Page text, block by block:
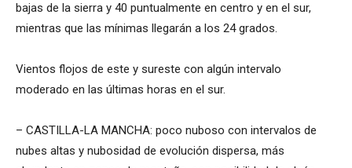
bajas de la sierra y 40 puntualmente en centro y en el sur,
mientras que las mínimas llegarán a los 24 grados.
Vientos flojos de este y sureste con algún intervalo
moderado en las últimas horas en el sur.
– CASTILLA-LA MANCHA: poco nuboso con intervalos de
nubes altas y nubosidad de evolución dispersa, más